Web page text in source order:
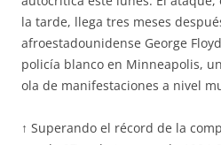
la tarde, llega tres meses
afroestadounidense George
policía blanco en Minneapolis,
ola de manifestaciones a nivel
↑ Superando el récord de la